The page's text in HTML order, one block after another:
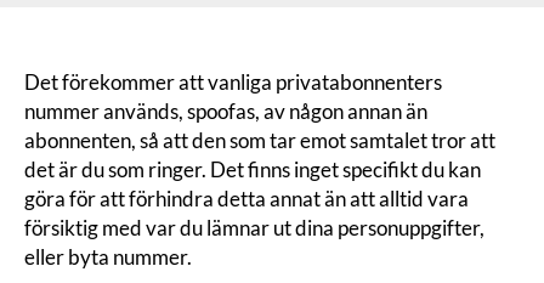
Det förekommer att vanliga privatabonnenters
nummer används, spoofas, av någon annan än
abonnenten, så att den som tar emot samtalet tror att
det är du som ringer. Det finns inget specifikt du kan
göra för att förhindra detta annat än att alltid vara
försiktig med var du lämnar ut dina personuppgifter,
eller byta nummer.